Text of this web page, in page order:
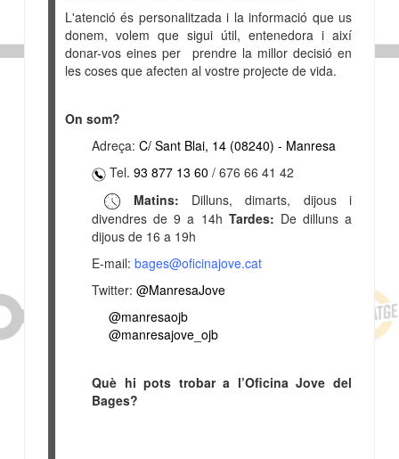
L'atenció és personalitzada i la informació que us
donem, volem que sigui útil, entenedora i així
donar-vos eines per prendre la millor decisió en
les coses que afecten al vostre projecte de vida.
On som?
Adreça: C/ Sant Blai, 14 (08240) - Manresa
Tel. 93 877 13 60 / 676 66 41 42
Matins: Dilluns, dimarts, dijous i
divendres de 9 a 14h Tardes: De dilluns a
dijous de 16 a 19h
E-mail: bages@oficinajove.cat
Twitter: @ManresaJove
@manresaojb
@manresajove_ojb
Què hi pots trobar a l’Oficina Jove del
Bages?